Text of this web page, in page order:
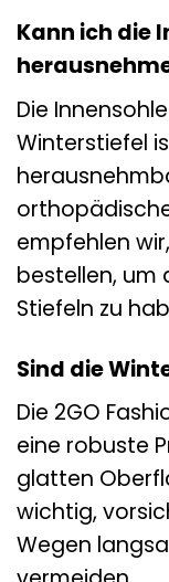
Kann ich die
Die
Winterstiefel
empfehlen
bestellen, um
Stiefeln zu
Sind die
Die 2GO
eine robuste
glatten
wichtig,
Wegen